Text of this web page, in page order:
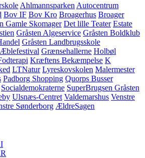
Ahlmannsparken Autocentrum
Bov IF Bov Kro Broagerhus Broager
Gamle Skomager Det lille Teater Estate
Gråsten Algeservice Gråsten Boldklub
Gråsten Landbrugsskole
Grænsehallerne Holbøl
Kræftens Bekæmpelse K
LTNatur Lyreskovskolen Malermester
Padborg Shopping Quorps Busser
Socialdemokraterne SuperBrugsen Gråsten
Ulsnæs-Centret Valdemarshus Venstre
Sønderborg ÆldreSagen